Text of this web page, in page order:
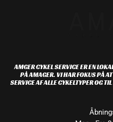
AMGER CYKEL SERVICE ER EN
PÅ AMAGER. VI HAR FOKUS PÅ
SERVICE AF ALLE CYKELTYPER OG